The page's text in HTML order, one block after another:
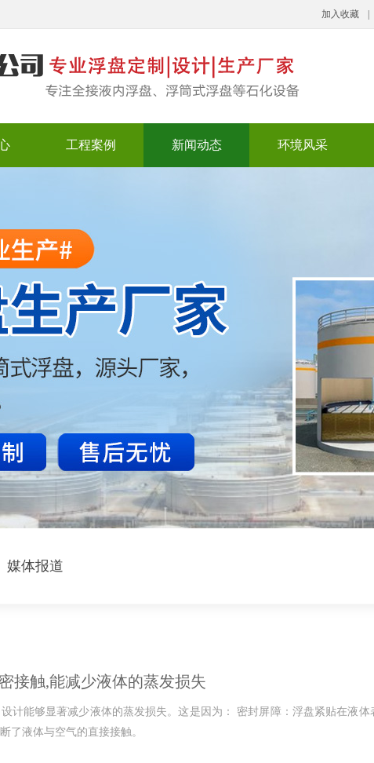
加入收藏
工程案例 新闻动态 环境风采
媒体报道
接触,能减少液体的蒸发损失
计能够显著减少液体的蒸发损失。这是因为： 密封屏障：浮盘紧贴在液体
了液体与空气的直接接触。